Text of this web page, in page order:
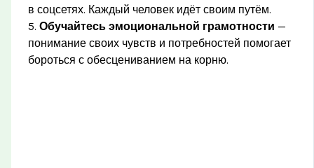
в соцсетях. Каждый человек идёт своим путём.
5.Обучайтесь эмоциональной грамотности —
понимание своих чувств и потребностей помогает
бороться с обесцениванием на корню.